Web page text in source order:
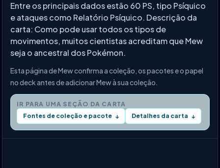
Entre os principais dados estão 60 PS, tipo Psíquico
e ataques como Relatório Psíquico. Descrição da
carta: Como pode usar todos os tipos de
movimentos, muitos cientistas acreditam que Mew
seja o ancestral dos Pokémon.
Esta página de Mew confirma a coleção, os pacotes e o papel
no deck antes de adicionar Mew à sua coleção.
IR PARA UMA SEÇÃO DA CARTA
Fontes de coleção e pacote ↓ Detalhes da carta ↓